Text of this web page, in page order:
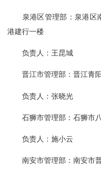
泉港区管理部：泉港区
港建行一楼
负责人：王昆城
晋江市管理部：晋江青阳
负责人：张晓光
石狮市管理部：石狮市八
负责人：施小云
南安市管理部：南安市普